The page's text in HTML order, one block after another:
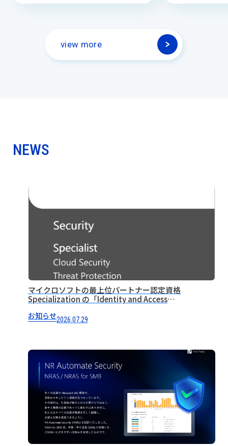
view more
NEWS
マイクロソフトの最上位パートナー認定資格
Specialization の「Identity and Access
お知らせ2026.07.29